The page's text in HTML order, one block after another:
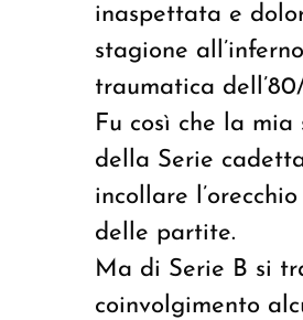
inaspettata e
stagione
traumatica dell’80/
Fu così che la
della Serie
incollare
delle partite.
Ma di Serie B si
coinvolgimento